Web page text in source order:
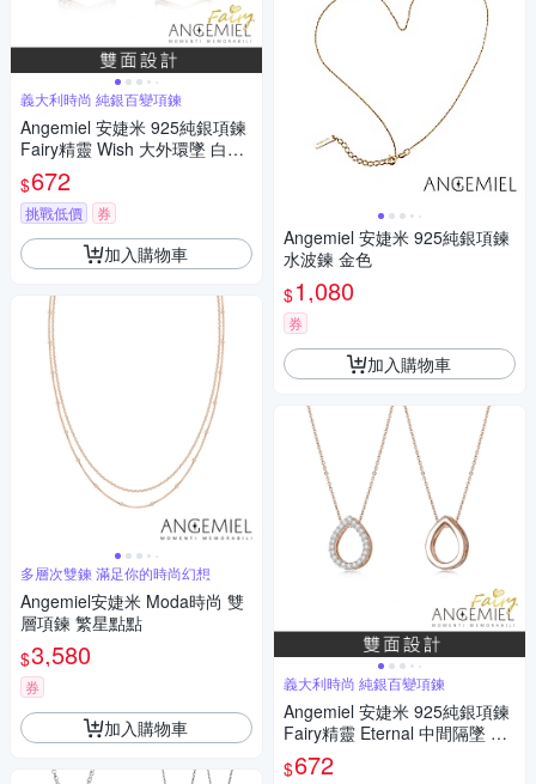
義大利時尚 純銀百變項鍊
Angemiel 安婕米 925純銀項鍊
Fairy精靈 Wish 大外環墜 白鑽.
玫瑰金
$672
挑戰低價 券
加入購物車
多層次雙鍊 滿足你的時尚幻想
Angemiel安婕米 Moda時尚 雙
層項鍊 繁星點點
$3,580
券
加入購物車
Angemiel 安婕米 925純銀項鍊
水波鍊 金色
$1,080
券
加入購物車
義大利時尚 純銀百變項鍊
Angemiel 安婕米 925純銀項鍊
Fairy精靈 Eternal 中間隔墜 白
鑽玫金
$672